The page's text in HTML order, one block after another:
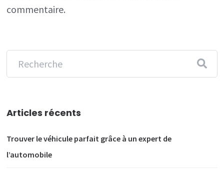
commentaire.
Articles récents
Trouver le véhicule parfait grâce à un expert de
l’automobile